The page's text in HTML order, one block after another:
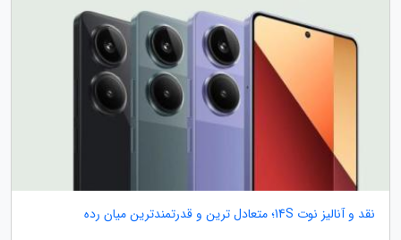
نقد و آنالیز نوت 14S؛ متعادل ترین و قدرتمندترین میان رده